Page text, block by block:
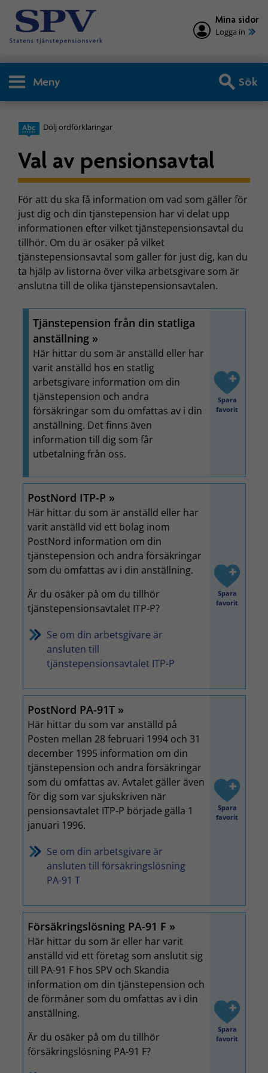
Mina sidor
Logga in
Meny Sök
Dölj ordförklaringar
Val av pensionsavtal
För att du ska få information om vad som gäller för
just dig och din tjänstepension har vi delat upp
informationen efter vilket tjänstepensionsavtal du
tillhör. Om du är osäker på vilket
tjänstepensionsavtal som gäller för just dig, kan du
ta hjälp av listorna över vilka arbetsgivare som är
anslutna till de olika tjänstepensionsavtalen.
Tjänstepension från din statliga
anställning
Här hittar du som är anställd eller har
varit anställd hos en statlig
arbetsgivare information om din
tjänstepension och andra
försäkringar som du omfattas av i din
anställning. Det finns även
information till dig som får
utbetalning från oss.
Spara
favorit
PostNord ITP-P
Här hittar du som är anställd eller har
varit anställd vid ett bolag inom
PostNord information om din
tjänstepension och andra försäkringar
som du omfattas av i din anställning.
Är du osäker på om du tillhör
tjänstepensionsavtalet ITP-P?
Se om din arbetsgivare är
ansluten till
tjänstepensionsavtalet ITP-P
Spara
favorit
PostNord PA-91T
Här hittar du som var anställd på
Posten mellan 28 februari 1994 och 31
december 1995 information om din
tjänstepension och andra försäkringar
som du omfattas av. Avtalet gäller även
för dig som var sjukskriven när
pensionsavtalet ITP-P började gälla 1
januari 1996.
Se om din arbetsgivare är
ansluten till försäkringslösning
PA-91 T
Spara
favorit
Försäkringslösning PA-91 F
Här hittar du som är eller har varit
anställd vid ett företag som anslutit sig
till PA-91 F hos SPV och Skandia
information om din tjänstepension och
de förmåner som du omfattas av i din
anställning.
Är du osäker på om du tillhör
försäkringslösning PA-91 F?
Spara
favorit